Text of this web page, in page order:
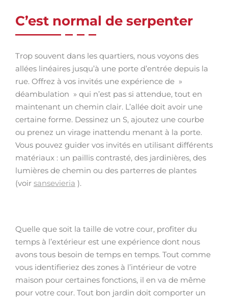
C’est normal de serpenter
Trop souvent dans les quartiers, nous voyons des
allées linéaires jusqu’à une porte d’entrée depuis la
rue. Offrez à vos invités une expérience de »
déambulation » qui n’est pas si attendue, tout en
maintenant un chemin clair. L’allée doit avoir une
certaine forme. Dessinez un S, ajoutez une courbe
ou prenez un virage inattendu menant à la porte.
Vous pouvez guider vos invités en utilisant différents
matériaux : un paillis contrasté, des jardinières, des
lumières de chemin ou des parterres de plantes
(voir sansevieria ).
Quelle que soit la taille de votre cour, profiter du
temps à l’extérieur est une expérience dont nous
avons tous besoin de temps en temps. Tout comme
vous identifieriez des zones à l’intérieur de votre
maison pour certaines fonctions, il en va de même
pour votre cour. Tout bon jardin doit comporter un